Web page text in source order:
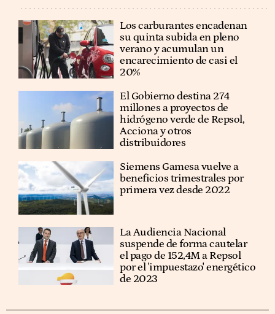
Los carburantes encadenan
su quinta subida en pleno
verano y acumulan un
encarecimiento de casi el
20%
El Gobierno destina 274
millones a proyectos de
hidrógeno verde de Repsol,
Acciona y otros
distribuidores
Siemens Gamesa vuelve a
beneficios trimestrales por
primera vez desde 2022
La Audiencia Nacional
suspende de forma cautelar
el pago de 152,4M a Repsol
por el 'impuestazo' energético
de 2023